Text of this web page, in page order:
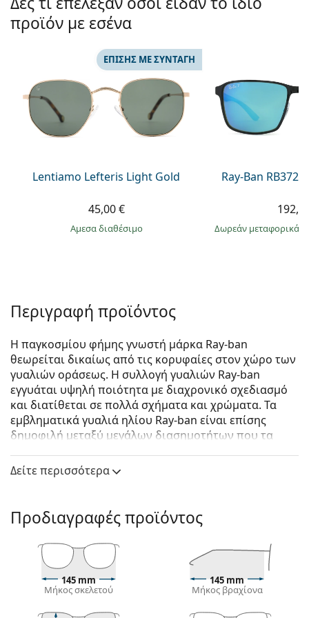
Όλες οι μάρκες
Persol
Όλες οι μάρκες
Όλα τα υγρά φακών
προϊόν με εσένα
Lentiamo Lefteris Light Gold
ΕΠΊΣΗΣ ΜΕ ΣΥΝΤΑΓΉ
45,00 €
άμεσα διαθέσιμο
Ray-Ban
Δωρεάν μεταφορικά
Περιγραφή προϊόντος
Η παγκοσμίου φήμης γνωστή μάρκα Ray-ban
θεωρείται δικαίως από τις κορυφαίες στον χώρο των
γυαλιών οράσεως. Η συλλογή γυαλιών Ray-ban
εγγυάται υψηλή ποιότητα με διαχρονικό σχεδιασμό
και διατίθεται σε πολλά σχήματα και χρώματα. Τα
εμβληματικά γυαλιά ηλίου Ray-ban είναι επίσης
δημοφιλή μεταξύ μεγάλων διασημοτήτων που τα
Ray-Ban RB0707S 901/31 53
με τη λειτουργία του Εικονικού καθρέφτη του
Lentiamo.
Σκελετός γυαλιών ηλίου
Το μαύρο χρώμα του σκελετού ταιριάζει απόλυτα
με το δροσερό χρώμα του δέρματος και τα ανοιχτά
Δείτε περισσότερα
Προδιαγραφές προϊόντος
145 mm
Μήκος σκελετού
145 mm
Μήκος βραχίονα